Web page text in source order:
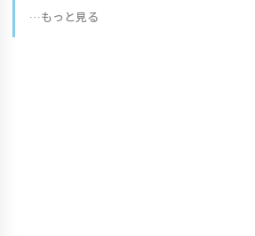
…もっと見る